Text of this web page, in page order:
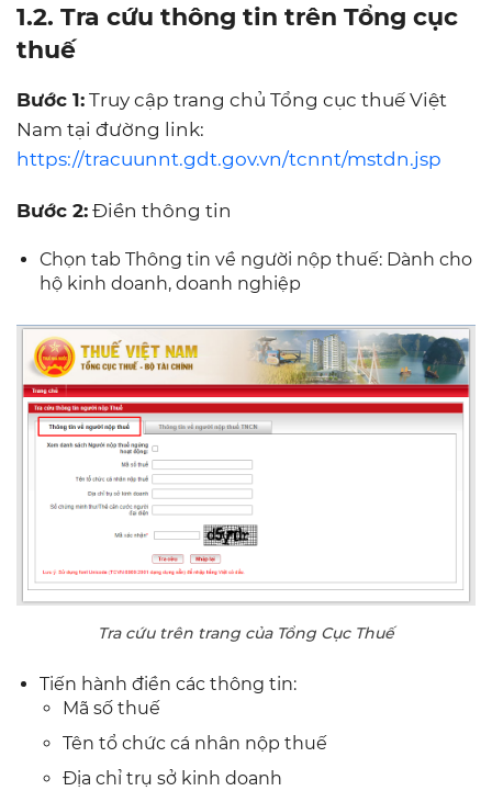
1.2. Tra cứu thông tin trên Tổng cục
thuế
Bước 1: Truy cập trang chủ Tổng cục thuế Việt
Nam tại đường link:
https://tracuunnt.gdt.gov.vn/tcnnt/mstdn.jsp
Bước 2: Điền thông tin
Chọn tab Thông tin về người nộp thuế: Dành cho
hộ kinh doanh, doanh nghiệp
Tra cứu trên trang của Tổng Cục Thuế
Tiến hành điền các thông tin:
Mã số thuế
Tên tổ chức cá nhân nộp thuế
Địa chỉ trụ sở kinh doanh